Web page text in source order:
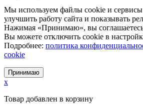
Мы используем файлы cookie и
улучшить работу сайта и показывать
Нажимая «Принимаю», вы
Вы можете отключить cookie в
Подробнее: политика
cookie
Принимаю
x
Товар добавлен в корзину